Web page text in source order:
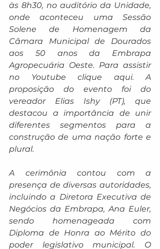
às 8h30, no auditório da Unidade,
onde aconteceu uma Sessão
Solene de Homenagem da
Câmara Municipal de Dourados
aos 50 anos da Embrapa
Agropecuária Oeste. Para assistir
no Youtube clique aqui. A
proposição do evento foi do
vereador Elias Ishy (PT), que
destacou a importância de unir
diferentes segmentos para a
construção de uma nação forte e
plural.
A cerimônia contou com a
presença de diversas autoridades,
incluindo a Diretora Executiva de
Negócios da Embrapa, Ana Euler,
sendo homenageada com
Diploma de Honra ao Mérito do
poder legislativo municipal. O